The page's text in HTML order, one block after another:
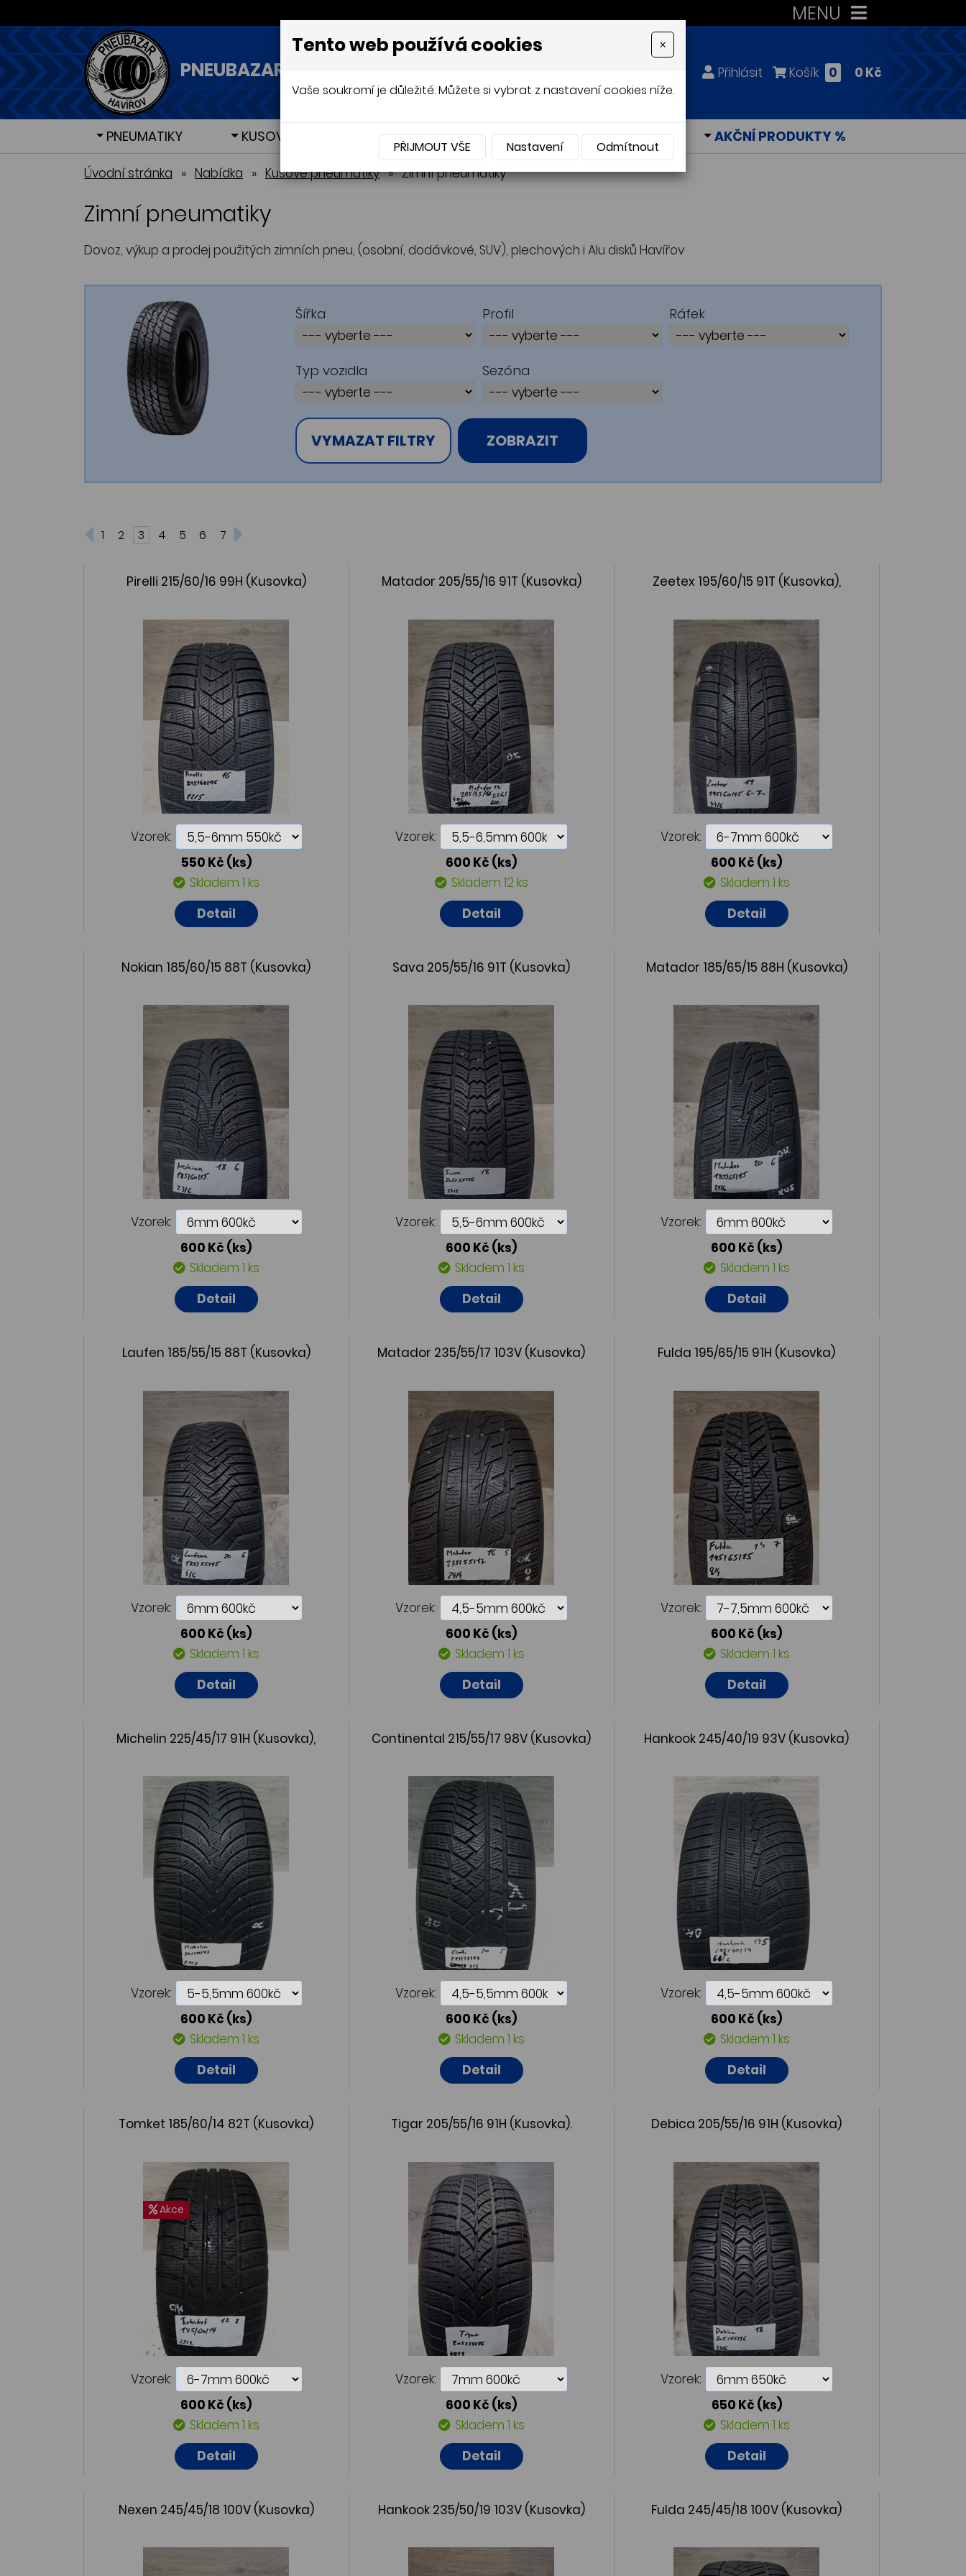
MENU
PNEUBAZAR - HAVÍŘOV, PNEUSERVIS Přihlásit Košík 0 0 Kč
PNEUMATIKY KUSOVÉ PNEUMATIKY OCELOVÉ DISKY HLINÍKOVÉ DISKY AKČNÍ PRODUKTY %
Úvodní stránka » Nabídka » Kusové pneumatiky » Zimní pneumatiky
Zimní pneumatiky
Dovoz, výkup a prodej použitých zimních pneu, (osobní, dodávkové, SUV), plechových i Alu disků Havířov
Šířka Profil Ráfek
Typ vozidla Sezóna
VYMAZAT FILTRY ZOBRAZIT
1 2 3 4 5 6 7
Pirelli 215/60/16 99H (Kusovka)
Vzorek:
550 Kč (ks)
Skladem 1 ks
Detail
Matador 205/55/16 91T (Kusovka)
Vzorek:
600 Kč (ks)
Skladem 12 ks
Detail
Zeetex 195/60/15 91T (Kusovka),
Vzorek:
600 Kč (ks)
Skladem 1 ks
Detail
Nokian 185/60/15 88T (Kusovka)
Vzorek:
600 Kč (ks)
Skladem 1 ks
Detail
Sava 205/55/16 91T (Kusovka)
Vzorek:
600 Kč (ks)
Skladem 1 ks
Detail
Matador 185/65/15 88H (Kusovka)
Vzorek:
600 Kč (ks)
Skladem 1 ks
Detail
Laufen 185/55/15 88T (Kusovka)
Vzorek:
600 Kč (ks)
Skladem 1 ks
Detail
Matador 235/55/17 103V (Kusovka)
Vzorek:
600 Kč (ks)
Skladem 1 ks
Detail
Fulda 195/65/15 91H (Kusovka)
Vzorek:
600 Kč (ks)
Skladem 1 ks
Detail
Michelin 225/45/17 91H (Kusovka),
Vzorek:
600 Kč (ks)
Skladem 1 ks
Detail
Continental 215/55/17 98V (Kusovka)
Vzorek:
600 Kč (ks)
Skladem 1 ks
Detail
Hankook 245/40/19 93V (Kusovka)
Vzorek:
600 Kč (ks)
Skladem 1 ks
Detail
Tomket 185/60/14 82T (Kusovka)
Akce
Vzorek:
600 Kč (ks)
Skladem 1 ks
Detail
Tigar 205/55/16 91H (Kusovka).
Vzorek:
600 Kč (ks)
Skladem 1 ks
Detail
Debica 205/55/16 91H (Kusovka)
Vzorek:
650 Kč (ks)
Skladem 1 ks
Detail
Nexen 245/45/18 100V (Kusovka) Hankook 235/50/19 103V (Kusovka) Fulda 245/45/18 100V (Kusovka)
Tento web používá cookies ×
Vaše soukromí je důležité. Můžete si vybrat z nastavení cookies níže.
PŘIJMOUT VŠE Nastavení Odmítnout